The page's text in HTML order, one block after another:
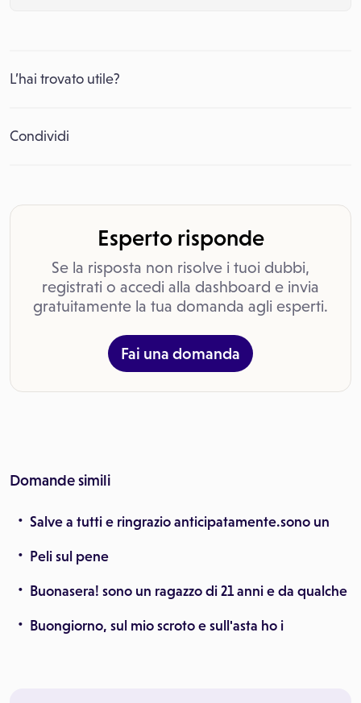
L’hai trovato utile?
Condividi
Esperto risponde
Se la risposta non risolve i tuoi dubbi,
registrati o accedi alla dashboard e invia
gratuitamente la tua domanda agli esperti.
Fai una domanda
Domande simili
Salve a tutti e ringrazio anticipatamente.sono un
Peli sul pene
Buonasera! sono un ragazzo di 21 anni e da qualche
Buongiorno, sul mio scroto e sull'asta ho i